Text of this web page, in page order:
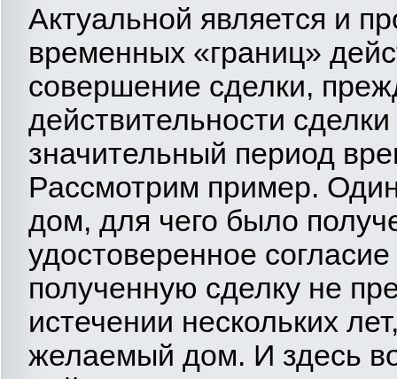
Актуальной является и
временных «границ»
совершение сделки,
действительности
значительный период
Рассмотрим пример.
дом, для чего было
удостоверенное
полученную сделку не
истечении нескольких
желаемый дом. И здесь